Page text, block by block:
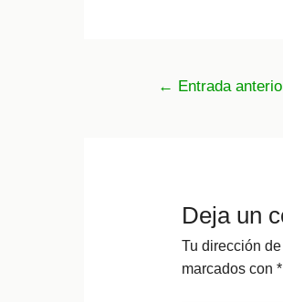
Navegación
← Entrada
Deja un
Tu dirección
marcados con *